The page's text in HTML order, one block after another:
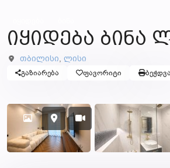
იყიდება ბინა
თბილისი, ლისი
Გაზიარება Ფავორიტი Ბეჭდვა